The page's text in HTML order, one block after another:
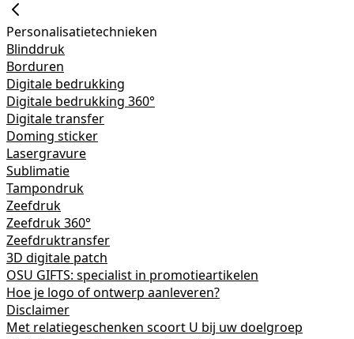
Personalisatietechnieken
Blinddruk
Borduren
Digitale bedrukking
Digitale bedrukking 360°
Digitale transfer
Doming sticker
Lasergravure
Sublimatie
Tampondruk
Zeefdruk
Zeefdruk 360°
Zeefdruktransfer
3D digitale patch
OSU GIFTS: specialist in promotieartikelen
Hoe je logo of ontwerp aanleveren?
Disclaimer
Met relatiegeschenken scoort U bij uw doelgroep